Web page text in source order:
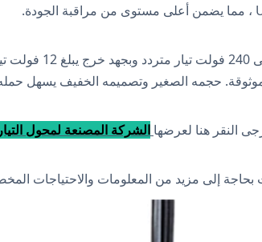
بجهد إدخال
حجمه الصغير وتصميمه الخفيف يسهل حمله
النقر هنا لعرضها الشركة المصنعة لمحول
بحاجة إلى مزيد من المعلومات والاحتياجات